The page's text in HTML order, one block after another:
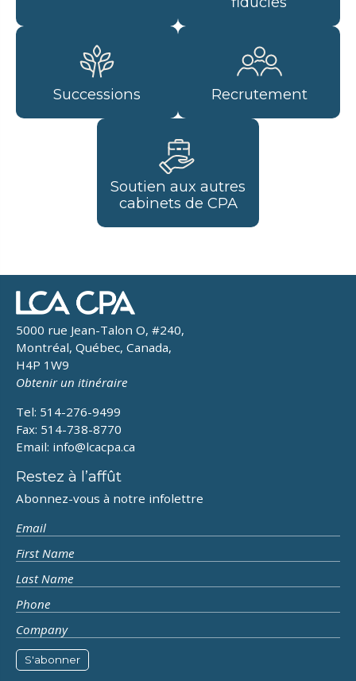
Successions Recrutement
Soutien aux autres
cabinets de CPA
5000 rue Jean-Talon O, #240,
Montréal, Québec, Canada,
H4P 1W9
Obtenir un itinéraire
Tel: 514-276-9499
Fax: 514-738-8770
Email: info@lcacpa.ca
Restez à l’affût
Abonnez-vous à notre infolettre